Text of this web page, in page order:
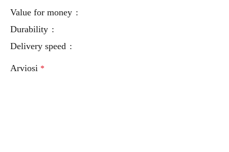
Value for money
Durability
Delivery speed
Arviosi *